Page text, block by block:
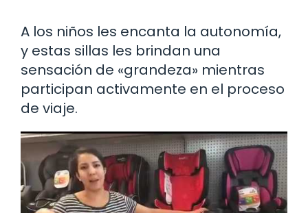
A los niños les encanta la autonomía,
y estas sillas les brindan una
sensación de «grandeza» mientras
participan activamente en el proceso
de viaje.